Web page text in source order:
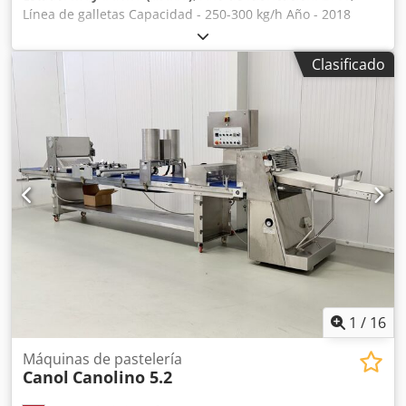
Línea de galletas Capacidad - 250-300 kg/h Año - 2018
Mezcladora de masa para 100 kg por lote, Chjdpfx Asw
Nxvujmusa Moldeadora rotativa de galletas de 800 mm de
ancho, Horno túnel, banda de malla metálica de 500 mm
de ancho, zona de horneado de 18 m, cinta de entrada de
1,5 m y cinta de salida de 1,5 m, total 21 m, eléctrico, 4
zonas de temperatura controladas con control
independiente de la zona superior e inferior, seguimiento
automático de la banda.
Clasificado
1 / 16
Máquinas de pastelería
Canol Canolino 5.2